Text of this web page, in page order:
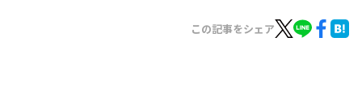
この記事をシェア